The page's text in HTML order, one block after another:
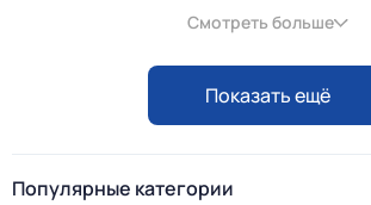
Смотреть больше
Показать ещё
Популярные категории